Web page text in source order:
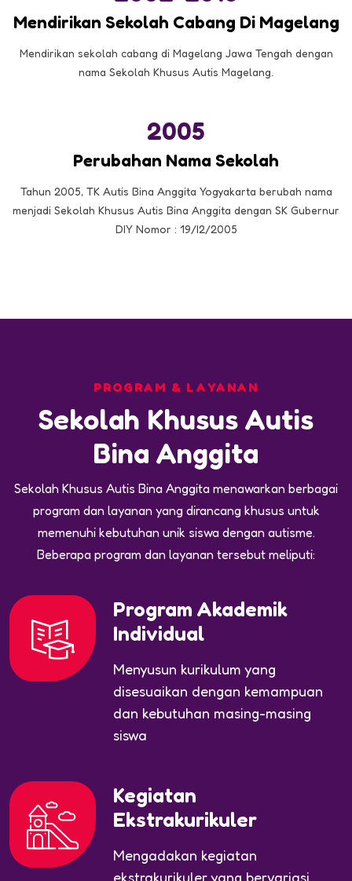
Mendirikan Sekolah Cabang Di Magelang
Mendirikan sekolah cabang di Magelang Jawa Tengah dengan
nama Sekolah Khusus Autis Magelang.
2005
Perubahan Nama Sekolah
Tahun 2005, TK Autis Bina Anggita Yogyakarta berubah nama
menjadi Sekolah Khusus Autis Bina Anggita dengan SK Gubernur
DIY Nomor : 19/I2/2005
PROGRAM & LAYANAN
Sekolah Khusus Autis
Bina Anggita
Sekolah Khusus Autis Bina Anggita menawarkan berbagai
program dan layanan yang dirancang khusus untuk
memenuhi kebutuhan unik siswa dengan autisme.
Beberapa program dan layanan tersebut meliputi:
Program Akademik
Individual
Menyusun kurikulum yang
disesuaikan dengan kemampuan
dan kebutuhan masing-masing
siswa
Kegiatan
Ekstrakurikuler
Mengadakan kegiatan
ekstrakurikuler yang bervariasi